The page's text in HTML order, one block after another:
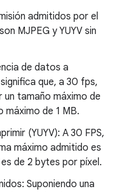
admitidos por el
son MJPEG y YUYV sin
de datos a
que, a 30 fps,
tamaño máximo de
máximo de 1 MB.
(YUYV): A 30 FPS,
máximo admitido es
de 2 bytes por píxel.
Suponiendo una